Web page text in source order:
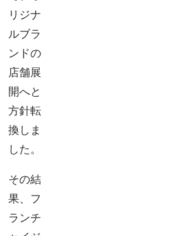
リジナ
ルブラ
ンドの
店舗展
開へと
方針転
換しま
した。
その結
果、フ
ランチ